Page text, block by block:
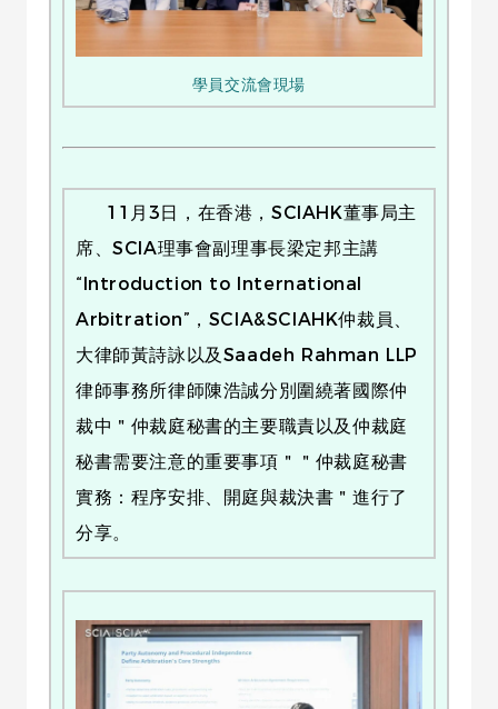
學員交流會現場
11月3日，在香港，SCIAHK董事局主
席、SCIA理事會副理事長梁定邦主講
“Introduction to International
Arbitration”，SCIA&SCIAHK仲裁員、
大律師黃詩詠以及Saadeh Rahman LLP
律師事務所律師陳浩誠分別圍繞著國際仲
裁中＂仲裁庭秘書的主要職責以及仲裁庭
秘書需要注意的重要事項＂＂仲裁庭秘書
實務：程序安排、開庭與裁決書＂進行了
分享。